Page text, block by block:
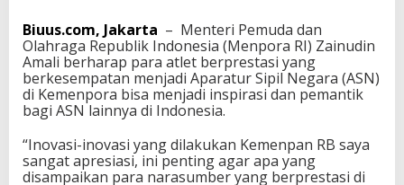
t
B
e
r
p
r
s
t
Biuus.com, Jakarta – Menteri Pemuda dan
Olahraga Republik Indonesia (Menpora RI) Zainudin
Amali berharap para atlet berprestasi yang
berkesempatan menjadi Aparatur Sipil Negara (ASN)
di Kemenpora bisa menjadi inspirasi dan pemantik
bagi ASN lainnya di Indonesia.
“Inovasi-inovasi yang dilakukan Kemenpan RB saya
sangat apresiasi, ini penting agar apa yang
disampaikan para narasumber yang berprestasi di